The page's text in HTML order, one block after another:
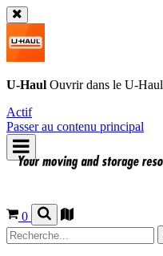
U-Haul Ouvrir dans le U-Haul
Actif
Passer au contenu principal
0